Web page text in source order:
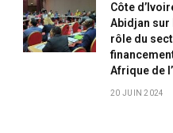
Côte
Abidjan
rôle du
Afrique de
20 JUIN 2024